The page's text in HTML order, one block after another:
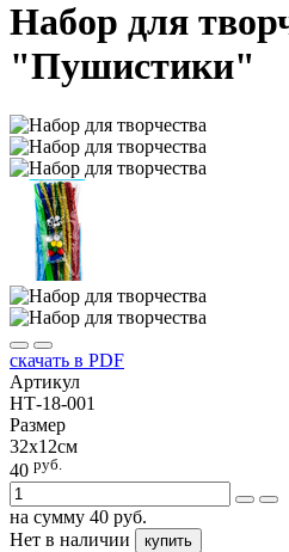
Набор для
"Пушистики"
скачать в PDF
Артикул
НТ-18-001
Размер
32х12см
40 руб.
на сумму 40 руб.
Нет в наличии
купить